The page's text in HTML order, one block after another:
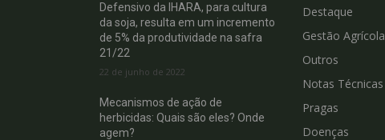
Defensivo da IHARA, para cultura
da soja, resulta em um incremento
de 5% da produtividade na safra
21/22
22 de junho de 2022
Mecanismos de ação de
herbicidas: Quais são eles? Onde
agem?
Destaque
Gestão Agrícola
Outros
Notas Técnicas
Pragas
Doenças